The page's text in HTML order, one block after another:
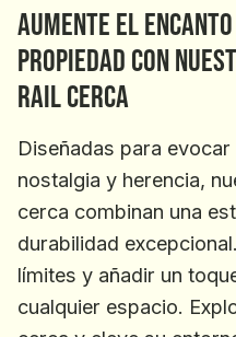
Aumente el
propiedad con
Rail cerca
Diseñadas para
nostalgia y herencia,
cerca combinan una
durabilidad
límites y añadir un
cualquier espacio.